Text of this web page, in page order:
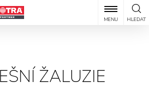
HLEDAT
MENU
ŽALUZIE